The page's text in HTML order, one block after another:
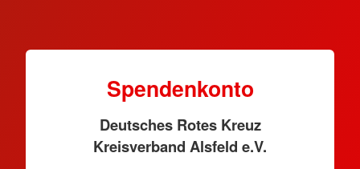
Spendenkonto
Deutsches Rotes Kreuz
Kreisverband Alsfeld e.V.